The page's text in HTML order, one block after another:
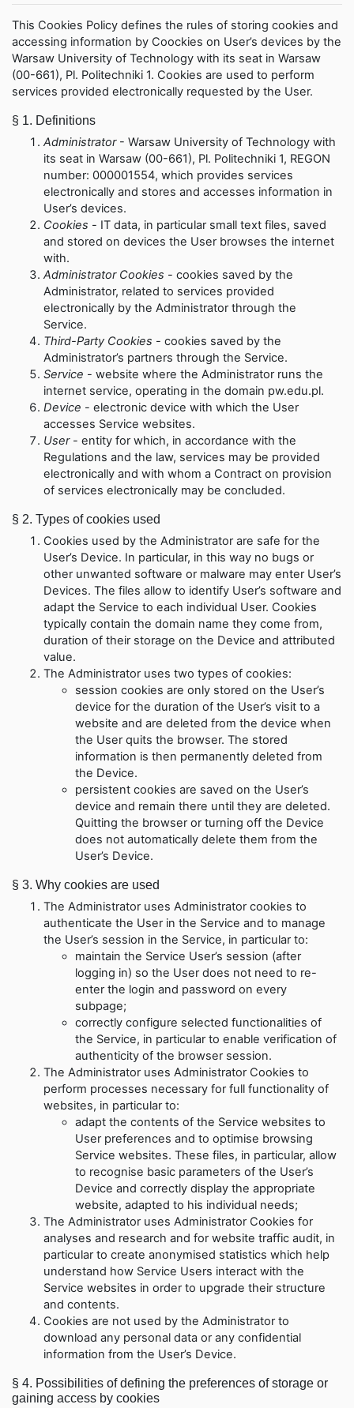
This Cookies Policy defines the rules of storing cookies and
accessing information by Coockies on User’s devices by the
Warsaw University of Technology with its seat in Warsaw
(00-661), Pl. Politechniki 1. Cookies are used to perform
services provided electronically requested by the User.
§ 1. Definitions
Administrator- Warsaw University of Technology with
its seat in Warsaw (00-661), Pl. Politechniki 1, REGON
number: 000001554, which provides services
electronically and stores and accesses information in
User’s devices.
Cookies - IT data, in particular small text files, saved
and stored on devices the User browses the internet
with.
AdministratorCookies - cookies saved by the
Administrator, related to services provided
electronically by the Administrator through the
Service.
Third-Party Cookies - cookies saved by the
Administrator’s partners through the Service.
Service - website where the Administrator runs the
internet service, operating in the domain pw.edu.pl.
Device - electronic device with which the User
accesses Service websites.
User - entity for which, in accordance with the
Regulations and the law, services may be provided
electronically and with whom a Contract on provision
of services electronically may be concluded.
§ 2. Types of cookies used
Cookies used by the Administrator are safe for the
User’s Device. In particular, in this way no bugs or
other unwanted software or malware may enter User’s
Devices. The files allow to identify User’s software and
adapt the Service to each individual User. Cookies
typically contain the domain name they come from,
duration of their storage on the Device and attributed
value.
The Administrator uses two types of cookies:
session cookies are only stored on the User’s
device for the duration of the User’s visit to a
website and are deleted from the device when
the User quits the browser. The stored
information is then permanently deleted from
the Device.
persistent cookies are saved on the User’s
device and remain there until they are deleted.
Quitting the browser or turning off the Device
does not automatically delete them from the
User’s Device.
§ 3. Why cookies are used
The Administrator uses Administrator cookies to
authenticate the User in the Service and to manage
the User’s session in the Service, in particular to:
maintain the Service User’s session (after
logging in) so the User does not need to re-
enter the login and password on every
subpage;
correctly configure selected functionalities of
the Service, in particular to enable verification of
authenticity of the browser session.
The Administrator uses Administrator Cookies to
perform processes necessary for full functionality of
websites, in particular to:
adapt the contents of the Service websites to
User preferences and to optimise browsing
Service websites. These files, in particular, allow
to recognise basic parameters of the User’s
Device and correctly display the appropriate
website, adapted to his individual needs;
The Administrator uses Administrator Cookies for
analyses and research and for website traffic audit, in
particular to create anonymised statistics which help
understand how Service Users interact with the
Service websites in order to upgrade their structure
and contents.
Cookies are not used by the Administrator to
download any personal data or any confidential
information from the User’s Device.
§ 4. Possibilities of defining the preferences of storage or
gaining access by cookies